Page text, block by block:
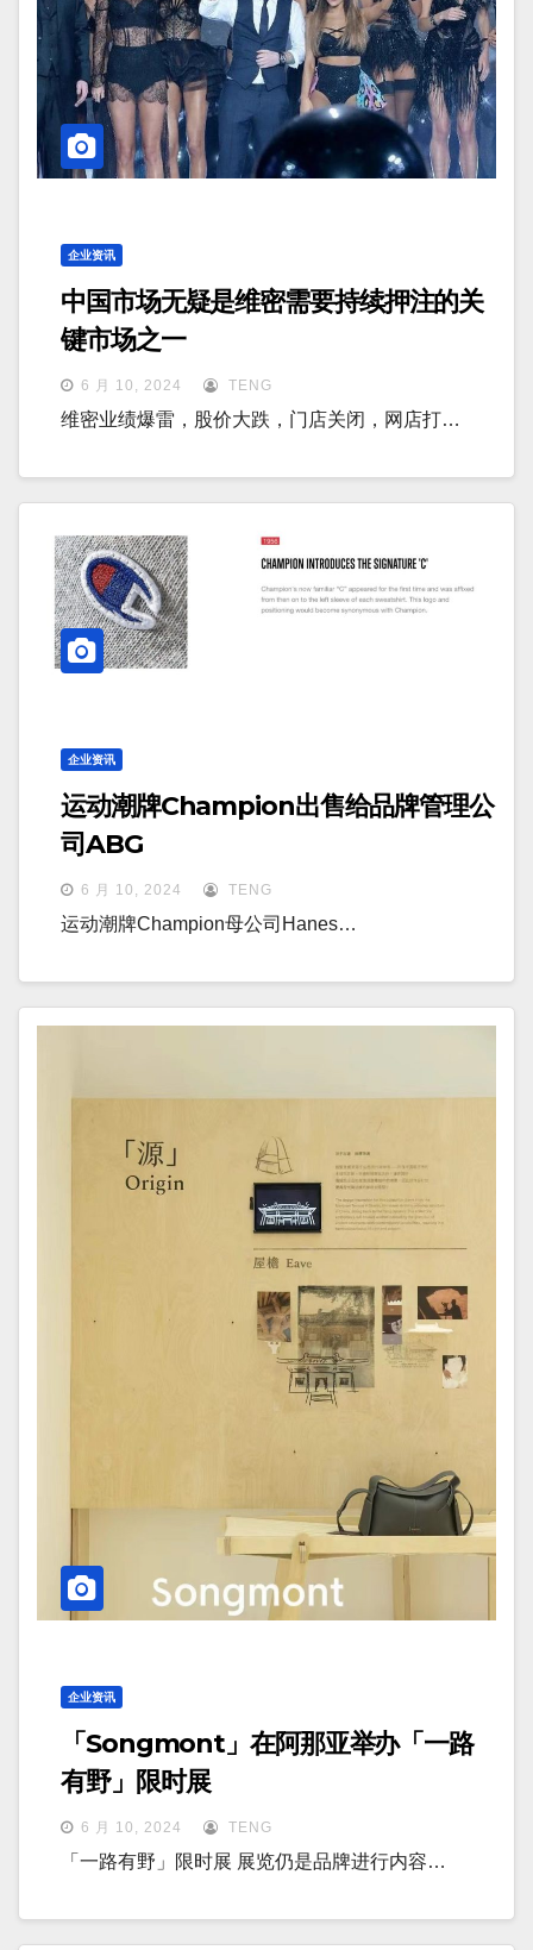
企业资讯
中国市场无疑是维密需要持续押注的关
键市场之一
6 月 10, 2024 TENG
维密业绩爆雷，股价大跌，门店关闭，网店打…
企业资讯
运动潮牌Champion出售给品牌管理公
司ABG
6 月 10, 2024 TENG
运动潮牌Champion母公司Hanes…
企业资讯
「Songmont」在阿那亚举办「一路
有野」限时展
6 月 10, 2024 TENG
「一路有野」限时展 展览仍是品牌进行内容…